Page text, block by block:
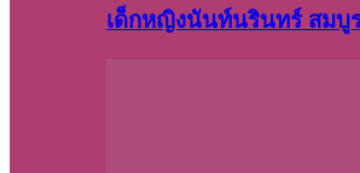
เด็กหญิงนันท์นรินทร์ สมบู